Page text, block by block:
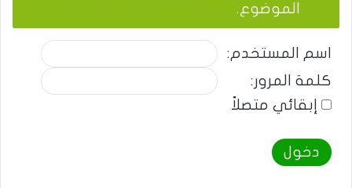
الموضوع.
اسم المستخدم:
كلمة المرور:
إبقائي متصلاً
دخول